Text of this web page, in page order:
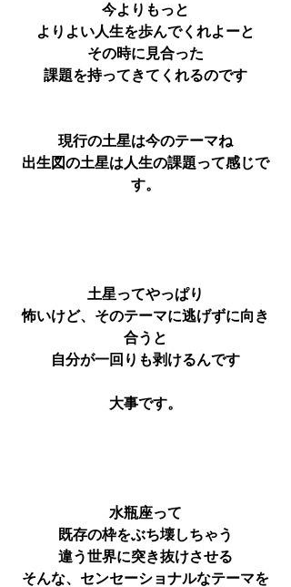
今よりもっと
よりよい人生を歩んでくれよーと
その時に見合った
課題を持ってきてくれるのです
現行の土星は今のテーマね
出生図の土星は人生の課題って感じで
す。
土星ってやっぱり
怖いけど、そのテーマに逃げずに向き
合うと
自分が一回りも剥けるんです
大事です。
水瓶座って
既存の枠をぶち壊しちゃう
違う世界に突き抜けさせる
そんな、センセーショナルなテーマを